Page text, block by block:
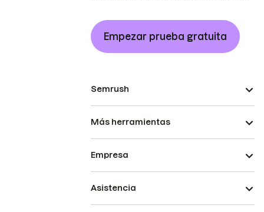
Empezar prueba gratuita
Semrush
Más herramientas
Empresa
Asistencia